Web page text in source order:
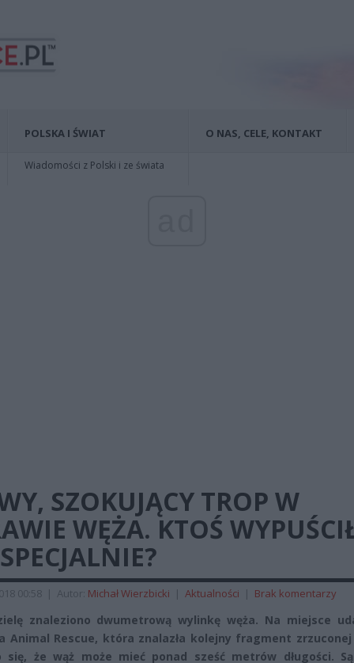
POLSKA I ŚWIAT
Wiadomości z Polski i ze świata
O NAS, CELE, KONTAKT
SZOKUJĄCY TROP W
WĘŻA. KTOŚ
00:58 | Autor: Michał Wierzbicki | Aktualności | Brak komentarzy
znaleziono dwumetrową wylinkę węża. Na miejsce
Animal Rescue, która znalazła kolejny fragment
się, że wąż może mieć ponad sześć metrów długości.